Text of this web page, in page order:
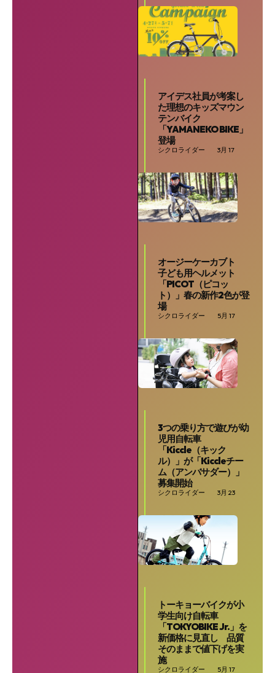
アイデス社員が考案し
た理想のキッズマウン
テンバイク
「YAMANEKO BIKE」
登場
シクロライダー 3月 17
オージーケーカブト
子ども用ヘルメット
「PICOT（ピコッ
ト）」春の新作2色が登
場
シクロライダー 5月 17
3つの乗り方で遊びが幼
児用自転車
「Kiccle（キック
ル）」が「Kiccleチー
ム（アンバサダー）」
募集開始
シクロライダー 3月 23
トーキョーバイクが小
学生向け自転車
「TOKYOBIKE Jr.」を
新価格に見直し 品質
そのままで値下げを実
施
シクロライダー 5月 17